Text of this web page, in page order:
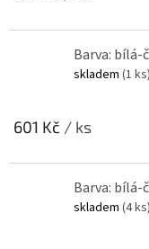
Barva: bílá-
skladem (1 ks)
601 Kč / ks
Barva: bílá-
skladem (4 ks)